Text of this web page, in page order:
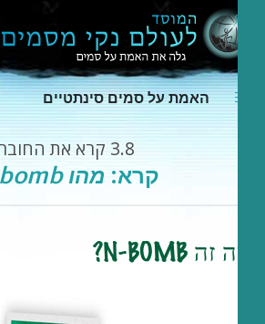
האמת על סמים סינתטיים
3.8קרא את החוברת
קרא:מהו N-bomb?
מה זה N-BOMB?